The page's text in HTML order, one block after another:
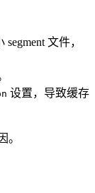
文件，
设置，导致缓存
。